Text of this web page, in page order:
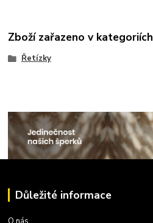
Zboží zařazeno v kategoriích
Řetízky
Důležité informace